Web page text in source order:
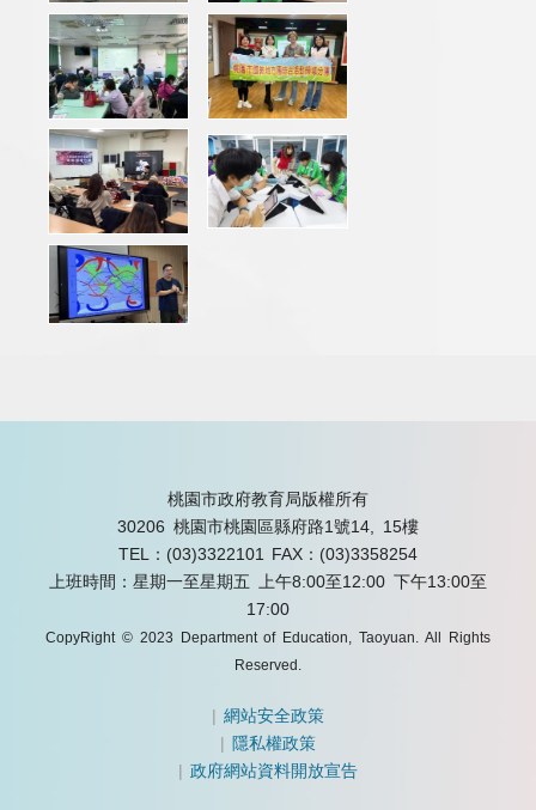
桃園市政府教育局版權所有
30206 桃園市桃園區縣府路1號14, 15樓
TEL：(03)3322101
FAX：(03)3358254
上班時間：星期一至星期五 上午8:00至12:00 下午13:00至
17:00
CopyRight © 2023 Department of Education, Taoyuan. All Rights
Reserved.
|網站安全政策
|隱私權政策
|政府網站資料開放宣告